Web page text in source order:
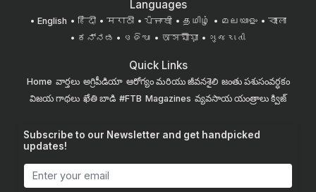
Languages
English हिंदी मराठी ਪੰਜਾਬੀ தமிழ் മലയാളം
বাংলা
ಕನ್ನಡ
ଓଡିଆ অসমীয়া ગુજરાતી
Quick Links
Home వార్తలు అగ్రిపీడియా ఆరోగ్యం మరియు జీవనశైలి జంతు పశుసంవర్ధకం
విజయ గాథలు ఖేతి బాడి #FTB Magazines వ్యవసాయ యంత్రాలు క్విజ్
Subscribe to our Newsletter and get handpicked
updates!